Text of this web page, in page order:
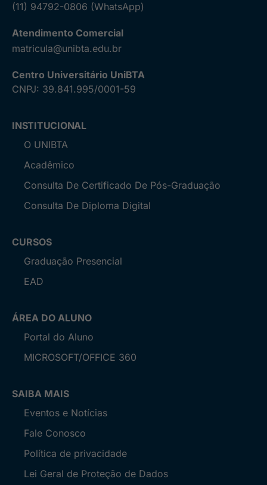
(11) 94792-0806 (WhatsApp)
Atendimento Comercial
matricula@unibta.edu.br
Centro Universitário UniBTA
CNPJ: 39.841.995/0001-59
INSTITUCIONAL
O UNIBTA
Acadêmico
Consulta De Certificado De Pós-Graduação
Consulta De Diploma Digital
CURSOS
Graduação Presencial
EAD
ÁREA DO ALUNO
Portal do Aluno
MICROSOFT/OFFICE 360
SAIBA MAIS
Eventos e Notícias
Fale Conosco
Política de privacidade
Lei Geral de Proteção de Dados